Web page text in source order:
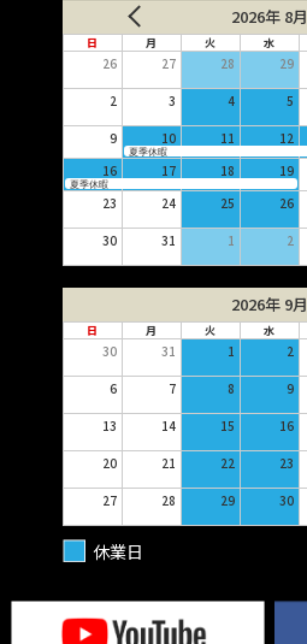
2026年 8月
日 月 火 水
26 27 28 29
2 3 4 5
9 10 11 12
夏季休暇
16 17 18 19
夏季休暇
23 24 25 26
30 31 1 2
2026年 9月
日 月 火 水
30 31 1 2
6 7 8 9
13 14 15 16
20 21 22 23
27 28 29 30
休業日